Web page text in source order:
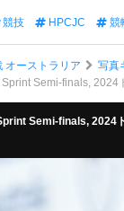
競技 HPCJC 競
オーストラリア
写真
Semi-finals,
Semi-finals,